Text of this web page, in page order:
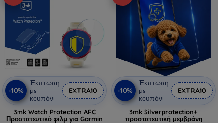
-10%
Έκπτωση
με
κουπόνι
EXTRA10
3mk Watch Protection ARC
Προστατευτικό φιλμ για Garmin
-10%
Έκπτωση
με
κουπόνι
EXTRA10
3mk Silverprotection+
προστατευτική μεμβράνη